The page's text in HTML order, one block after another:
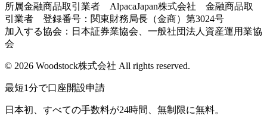
所属金融商品取引業者 AlpacaJapan株式会社 金融商品取
引業者 登録番号：関東財務局長（金商）第3024号
加入する協会：日本証券業協会、一般社団法人資産運用業協
会
© 2026 Woodstock株式会社 All rights reserved.
最短1分で口座開設申請
日本初、すべての手数料が24時間、無制限に無料。